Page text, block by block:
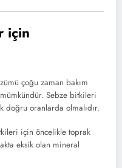
için
çoğu zaman bakım
Sebze bitkileri
doğru oranlarda olmalıdır.
için öncelikle toprak
eksik olan mineral